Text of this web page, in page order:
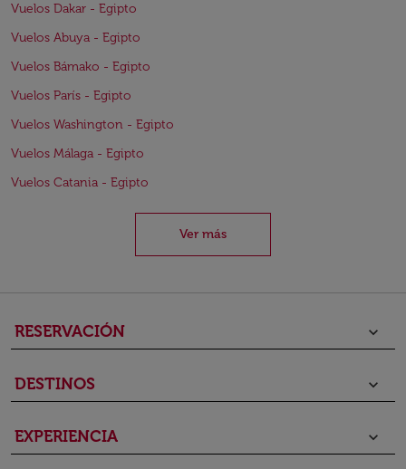
Vuelos Dakar - Egipto
Vuelos Abuya - Egipto
Vuelos Bámako - Egipto
Vuelos París - Egipto
Vuelos Washington - Egipto
Vuelos Málaga - Egipto
Vuelos Catania - Egipto
Ver más
RESERVACIÓN keyboard_arrow_down
DESTINOS keyboard_arrow_down
EXPERIENCIA keyboard_arrow_down